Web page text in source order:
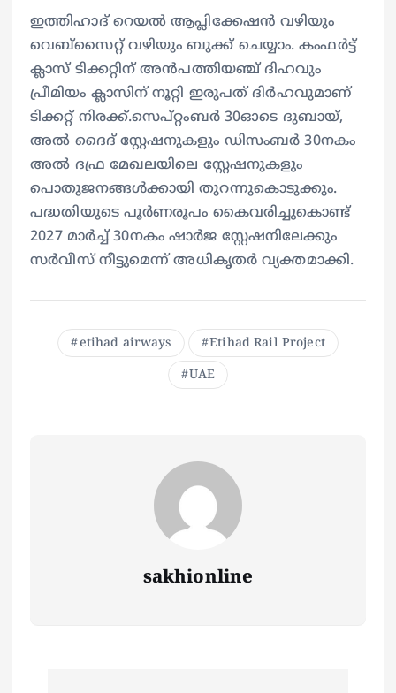
ഇത്തിഹാദ് റെയൽ ആപ്ലിക്കേഷൻ വഴിയും
വെബ്സൈറ്റ് വഴിയും ബുക്ക് ചെയ്യാം. കംഫർട്ട്
ക്ലാസ് ടിക്കറ്റിന് അൻപത്തിയഞ്ച് ദിഹവും
പ്രീമിയം ക്ലാസിന് നൂറ്റി ഇരുപത് ദിർഹവുമാണ്
ടിക്കറ്റ് നിരക്ക്.സെപ്റ്റംബർ 30ഓടെ ദുബായ്,
അൽ ദൈദ് സ്റ്റേഷനുകളും ഡിസംബർ 30നകം
അൽ ദഫ്ര മേഖലയിലെ സ്റ്റേഷനുകളും
പൊതുജനങ്ങൾക്കായി തുറന്നുകൊടുക്കും.
പദ്ധതിയുടെ പൂർണരൂപം കൈവരിച്ചുകൊണ്ട്
2027 മാർച്ച് 30നകം ഷാർജ സ്റ്റേഷനിലേക്കും
സർവീസ് നീട്ടുമെന്ന് അധികൃതർ വ്യക്തമാക്കി.
etihad airways Etihad Rail Project
UAE
sakhionline